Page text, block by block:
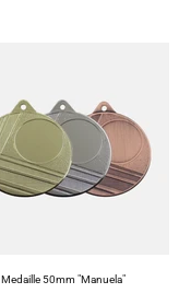
Medaille 50mm "Manuela"